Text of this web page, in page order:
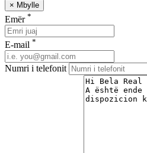
× Mbylle
Emër *
E-mail *
Numri i telefonit